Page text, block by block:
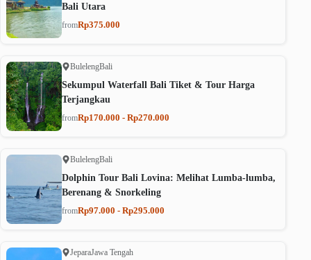
Bali Utara
fromRp375.000
BulelengBali
Sekumpul Waterfall Bali Tiket & Tour Harga
Terjangkau
fromRp170.000 - Rp270.000
BulelengBali
Dolphin Tour Bali Lovina: Melihat Lumba-lumba,
Berenang & Snorkeling
fromRp97.000 - Rp295.000
JeparaJawa Tengah